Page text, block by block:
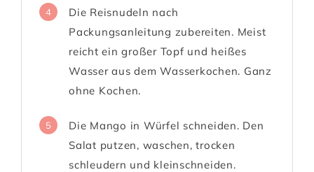
4
Die Reisnudeln nach
Packungsanleitung zubereiten. Meist
reicht ein großer Topf und heißes
Wasser aus dem Wasserkochen. Ganz
ohne Kochen.
5
Die Mango in Würfel schneiden. Den
Salat putzen, waschen, trocken
schleudern und kleinschneiden.